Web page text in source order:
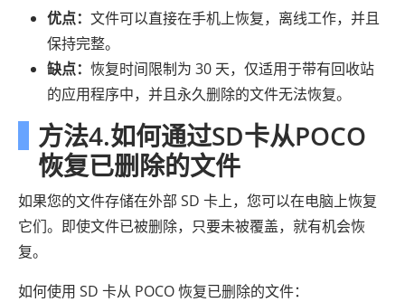
优点： 文件可以直接在手机上恢复，离线工作，并且
保持完整。
缺点： 恢复时间限制为 30 天，仅适用于带有回收站
的应用程序中，并且永久删除的文件无法恢复。
方法4.如何通过SD卡从POCO
恢复已删除的文件
如果您的文件存储在外部 SD 卡上，您可以在电脑上恢复
它们​​。即使文件已被删除，只要未被覆盖，就有机会恢
复。
如何使用 SD 卡从 POCO 恢复已删除的文件：